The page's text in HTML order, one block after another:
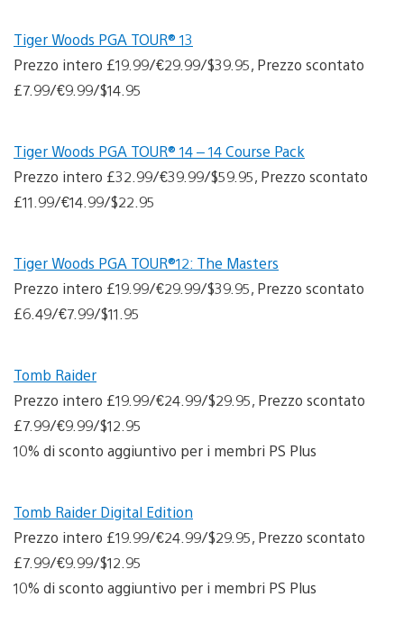
Tiger Woods PGA TOUR® 13
Prezzo intero £19.99/€29.99/$39.95, Prezzo scontato
£7.99/€9.99/$14.95
Tiger Woods PGA TOUR® 14 – 14 Course Pack
Prezzo intero £32.99/€39.99/$59.95, Prezzo scontato
£11.99/€14.99/$22.95
Tiger Woods PGA TOUR®12: The Masters
Prezzo intero £19.99/€29.99/$39.95, Prezzo scontato
£6.49/€7.99/$11.95
Tomb Raider
Prezzo intero £19.99/€24.99/$29.95, Prezzo scontato
£7.99/€9.99/$12.95
10% di sconto aggiuntivo per i membri PS Plus
Tomb Raider Digital Edition
Prezzo intero £19.99/€24.99/$29.95, Prezzo scontato
£7.99/€9.99/$12.95
10% di sconto aggiuntivo per i membri PS Plus